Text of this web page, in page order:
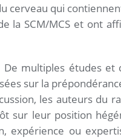
cerveau qui
la SCM/MCS et ont
De multiples études et
sur la
les auteurs du
sur leur position
expérience ou